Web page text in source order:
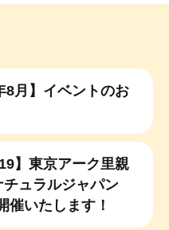
8月】イベントのお
】東京アーク里親
チュラルジャパン
催いたします！